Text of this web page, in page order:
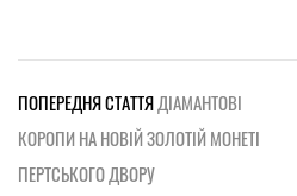
ПОПЕРЕДНЯ СТАТТЯДІАМАНТОВІ
КОРОПИ НА НОВІЙ ЗОЛОТІЙ МОНЕТІ
ПЕРТСЬКОГО ДВОРУ